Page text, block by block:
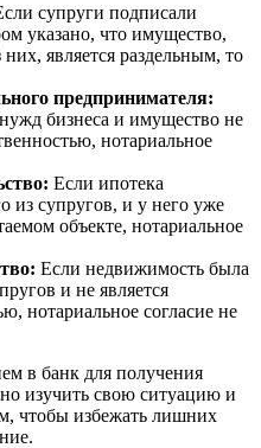
супруги подписали
указано, что имущество,
является раздельным, то
предпринимателя:
бизнеса и имущество не
нотариальное
Если ипотека
из супругов, и у него уже
объекте, нотариальное
Если недвижимость была
и не является
нотариальное согласие не
в банк для получения
изучить свою ситуацию и
чтобы избежать лишних